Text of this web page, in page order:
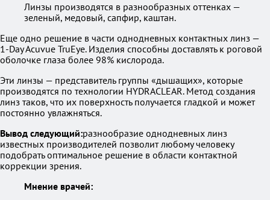
Линзы производятся в разнообразных оттенках —
зеленый, медовый, сапфир, каштан.
Еще одно решение в части однодневных контактных линз —
1-Day Acuvue TruEye. Изделия способны доставлять к роговой
оболочке глаза более 98% кислорода.
Эти линзы — представитель группы «дышащих», которые
производятся по технологии HYDRACLEAR. Метод создания
линз таков, что их поверхность получается гладкой и может
постоянно увлажняться.
Вывод следующий:разнообразие однодневных линз
известных производителей позволит любому человеку
подобрать оптимальное решение в области контактной
коррекции зрения.
Мнение врачей: